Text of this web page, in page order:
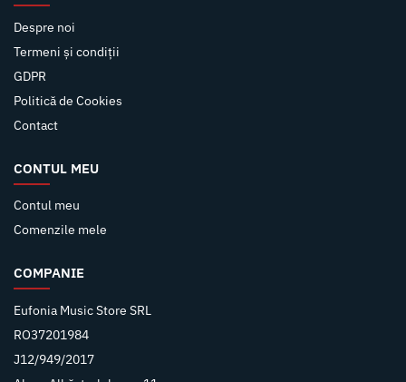
Despre noi
Termeni și condiții
GDPR
Politică de Cookies
Contact
CONTUL MEU
Contul meu
Comenzile mele
COMPANIE
Eufonia Music Store SRL
RO37201984
J12/949/2017